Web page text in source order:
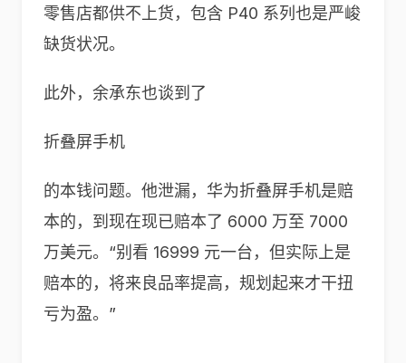
零售店都供不上货，包含 P40 系列也是严峻
缺货状况。
此外，余承东也谈到了
折叠屏手机
的本钱问题。他泄漏，华为折叠屏手机是赔
本的，到现在现已赔本了 6000 万至 7000
万美元。“别看 16999 元一台，但实际上是
赔本的，将来良品率提高，规划起来才干扭
亏为盈。”